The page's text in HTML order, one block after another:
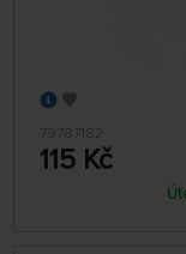
79787182
115 Kč